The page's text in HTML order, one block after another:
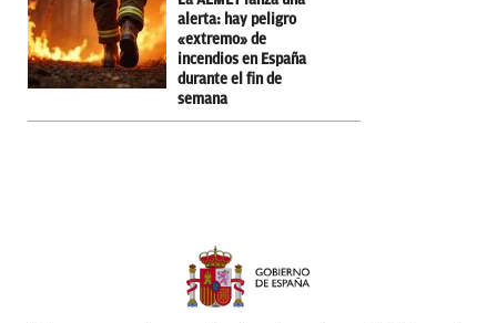
alerta: hay peligro
«extremo» de
incendios en España
durante el fin de
semana